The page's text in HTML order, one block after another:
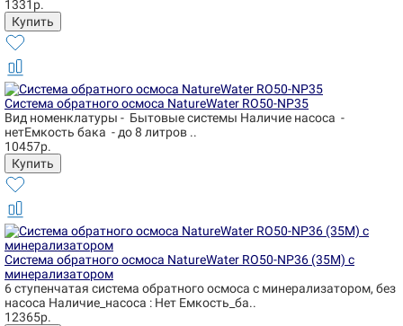
1331р.
Система обратного осмоса NatureWater RO50-NP35
Вид номенклатуры - Бытовые системы Наличие насоса -
нетЕмкость бака - до 8 литров ..
10457р.
Система обратного осмоса NatureWater RO50-NP36 (35М) с
минерализатором
6 ступенчатая система обратного осмоса с минерализатором, без
насоса Наличие_насоса : Нет Емкость_ба..
12365р.